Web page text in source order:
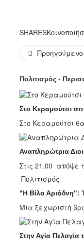
SHARES
Προηγούμενο
Πολιτισμός -
Στο Κεραμούτσι
Στο Κεραμούτσι
Αναπληρώτρια
Στις 21.00 απόψε
Πολιτισμός
"Η Βίλα Αριάδνη":
Μία ξεχωριστή
Στην Αγία Πελαγία